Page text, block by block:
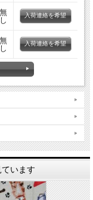
無
し
入荷連絡を希望
無
し
入荷連絡を希望
います